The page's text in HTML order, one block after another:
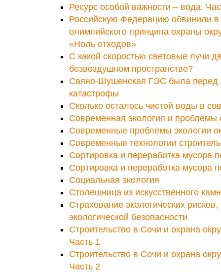
Ресурс особой важности – вода.
Российскую Федерацию обвинили
олимпийского принципа охраны
«Ноль отходов»
С какой скоростью световые лучи
безвоздушном пространстве?
Саяно-Шушенская ГЭС была перед
катастрофы
Сколько осталось чистой воды в
Современная экология и проблемы
Современные проблемы экологии
Современные технологии
Сортировка и переработка мусора
Сортировка и переработка мусора
Социальная экология
Столешница из искусственного
Страхование экологических
экологической безопасности
Строительство в Сочи и охрана
Часть 1
Строительство в Сочи и охрана
Часть 2